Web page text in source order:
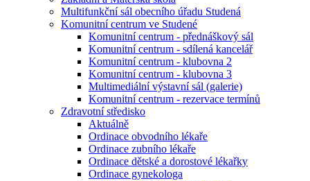
Multifunkční sál obecního úřadu Studená
Komunitní centrum ve Studené
Komunitní centrum - přednáškový sál
Komunitní centrum - sdílená kancelář
Komunitní centrum - klubovna 2
Komunitní centrum - klubovna 3
Multimediální výstavní sál (galerie)
Komunitní centrum - rezervace termínů
Zdravotní středisko
Aktuálně
Ordinace obvodního lékaře
Ordinace zubního lékaře
Ordinace dětské a dorostové lékařky
Ordinace gynekologa